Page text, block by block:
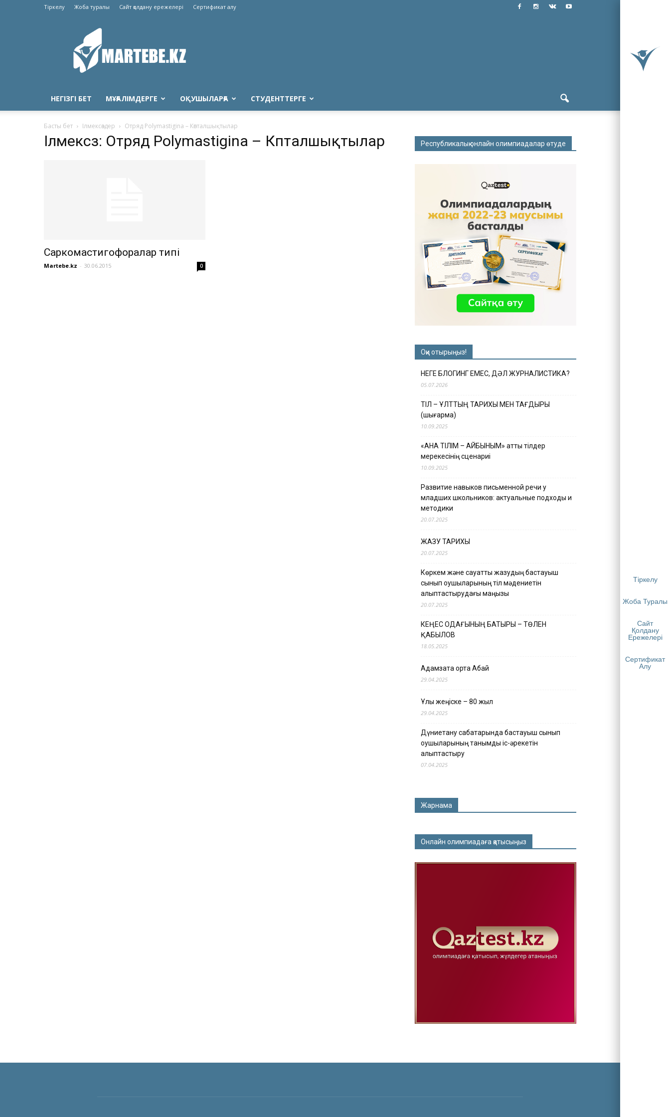
Тіркелу
Жоба Туралы
Сайт
Қолдану
Ережелері
Сертификат
Алу
Тіркелу Жоба туралы Сайт қолдану ережелері Сертификат алу
Martebe.kz
білім
сайты
НЕГІЗГІ БЕТ МҰҒАЛІМДЕРГЕ ОҚУШЫЛАРҒА СТУДЕНТТЕРГЕ
Басты бет Ілмексөздер Отряд Polymastigina – Көпталшықтылар
Ілмексөз: Отряд Polymastigina – Көпталшықтылар
Саркомастигофоралар типі
Martebe.kz - 30.06.2015 0
Республикалық онлайн олимпиадалар өтуде
Оқи отырыңыз!
НЕГЕ БЛОГИНГ ЕМЕС, ДӘЛ ЖУРНАЛИСТИКА?
05.07.2026
ТІЛ – ҰЛТТЫҢ ТАРИХЫ МЕН ТАҒДЫРЫ
(шығарма)
10.09.2025
«АНА ТІЛІМ – АЙБЫНЫМ» атты тілдер
мерекесінің сценариі
10.09.2025
Развитие навыков письменной речи у
младших школьников: актуальные подходы и
методики
20.07.2025
ЖАЗУ ТАРИХЫ
20.07.2025
Көркем және сауатты жазудың бастауыш
сынып оқушыларының тіл мәдениетін
қалыптастырудағы маңызы
20.07.2025
КЕҢЕС ОДАҒЫНЫҢ БАТЫРЫ – ТӨЛЕН
ҚАБЫЛОВ
18.05.2025
Адамзатқа ортақ Абай
29.04.2025
Ұлы жеңіске – 80 жыл
29.04.2025
Дүниетану сабақтарында бастауыш сынып
оқушыларының танымдық іс-әрекетін
қалыптастыру
07.04.2025
Жарнама
Онлайн олимпиадаға қатысыңыз